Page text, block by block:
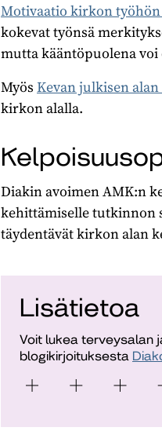
Motivaatio kirkon
kokevat työnsä
mutta kääntöpuolena
Myös Kevan julkisen
kirkon alalla.
Diakin avoimen AMK:n
kehittämiselle tutkinnon
täydentävät kirkon alan
Lisätietoa
Voit lukea terveysalan
blogikirjoituksesta